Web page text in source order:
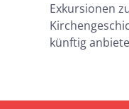
Exkursionen
künftig